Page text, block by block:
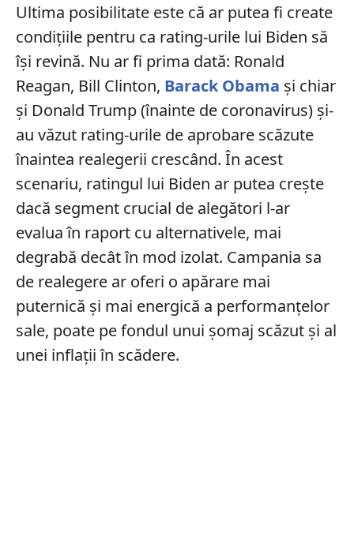
Ultima posibilitate este că ar putea fi create
condițiile pentru ca rating-urile lui Biden să
își revină. Nu ar fi prima dată: Ronald
Reagan, Bill Clinton, Barack Obama și chiar
și Donald Trump (înainte de coronavirus) și-
au văzut rating-urile de aprobare scăzute
înaintea realegerii crescând. În acest
scenariu, ratingul lui Biden ar putea crește
dacă segment crucial de alegători l-ar
evalua în raport cu alternativele, mai
degrabă decât în mod izolat. Campania sa
de realegere ar oferi o apărare mai
puternică și mai energică a performanțelor
sale, poate pe fondul unui șomaj scăzut și al
unei inflații în scădere.